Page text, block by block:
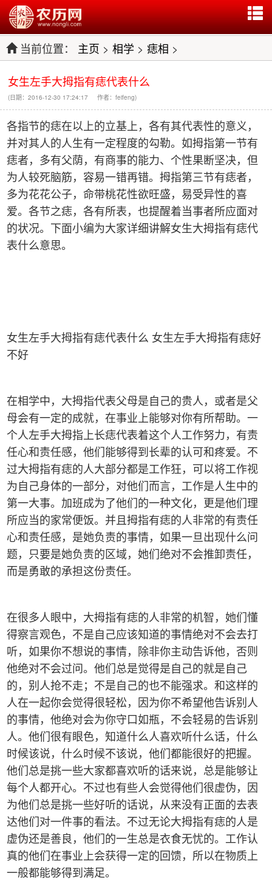
当前位置： 主页 > 相学 > 痣相 >
女生左手大拇指有痣代表什么
(日期：2016-12-30 17:24:17 作者：feifeng)
各指节的痣在以上的立基上，各有其代表性的意义，
并对其人的人生有一定程度的勾勒。如拇指第一节有
痣者，多有父荫，有商事的能力、个性果断坚决，但
为人较死脑筋，容易一错再错。拇指第三节有痣者，
多为花花公子，命带桃花性欲旺盛，易受异性的喜
爱。各节之痣，各有所表，也提醒着当事者所应面对
的状况。下面小编为大家详细讲解女生大拇指有痣代
表什么意思。
女生左手大拇指有痣代表什么 女生左手大拇指有痣好
不好
在相学中，大拇指代表父母是自己的贵人，或者是父
母会有一定的成就，在事业上能够对你有所帮助。一
个人左手大拇指上长痣代表着这个人工作努力，有责
任心和责任感，他们能够得到长辈的认可和疼爱。不
过大拇指有痣的人大部分都是工作狂，可以将工作视
为自己身体的一部分，对他们而言，工作是人生中的
第一大事。加班成为了他们的一种文化，更是他们理
所应当的家常便饭。并且拇指有痣的人非常的有责任
心和责任感，是她负责的事情，如果一旦出现什么问
题，只要是她负责的区域，她们绝对不会推卸责任，
而是勇敢的承担这份责任。
在很多人眼中，大拇指有痣的人非常的机智，她们懂
得察言观色，不是自己应该知道的事情绝对不会去打
听，如果你不想说的事情，除非你主动告诉他，否则
他绝对不会过问。他们总是觉得是自己的就是自己
的，别人抢不走；不是自己的也不能强求。和这样的
人在一起你会觉得很轻松，因为你不希望他告诉别人
的事情，他绝对会为你守口如瓶，不会轻易的告诉别
人。他们很有眼色，知道什么人喜欢听什么话，什么
时候该说，什么时候不该说，他们都能很好的把握。
他们总是挑一些大家都喜欢听的话来说，总是能够让
每个人都开心。不过也有些人会觉得他们很虚伪，因
为他们总是挑一些好听的话说，从来没有正面的去表
达他们对一件事的看法。不过无论大拇指有痣的人是
虚伪还是善良，他们的一生总是衣食无忧的。工作认
真的他们在事业上会获得一定的回馈，所以在物质上
一般都能够得到满足。